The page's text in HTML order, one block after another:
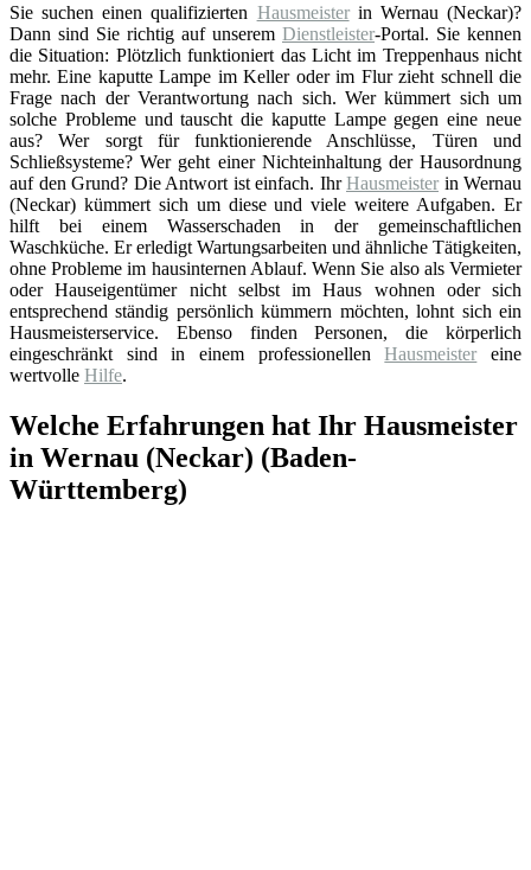
Sie suchen einen qualifizierten Hausmeisterin Wernau (Neckar)?
Dann sind Sie richtig auf unserem Dienstleister-Portal. Sie kennen
die Situation: Plötzlich funktioniert das Licht im Treppenhaus nicht
mehr. Eine kaputte Lampe im Keller oder im Flur zieht schnell die
Frage nach der Verantwortung nach sich. Wer kümmert sich um
solche Probleme und tauscht die kaputte Lampe gegen eine neue
aus? Wer sorgt für funktionierende Anschlüsse, Türen und
Schließsysteme? Wer geht einer Nichteinhaltung der Hausordnung
auf den Grund? Die Antwort ist einfach. IhrHausmeister in Wernau
(Neckar) kümmert sich um diese und viele weitere Aufgaben. Er
hilft bei einem Wasserschaden in der gemeinschaftlichen
Waschküche. Er erledigt Wartungsarbeiten und ähnliche Tätigkeiten,
ohne Probleme im hausinternen Ablauf. Wenn Sie also als Vermieter
oder Hauseigentümer nicht selbst im Haus wohnen oder sich
entsprechend ständig persönlich kümmern möchten, lohnt sich ein
Hausmeisterservice. Ebenso finden Personen, die körperlich
eingeschränkt sind in einem professionellenHausmeister eine
wertvolle Hilfe.
Welche Erfahrungen hat Ihr Hausmeister
in Wernau (Neckar) (Baden-
Württemberg)